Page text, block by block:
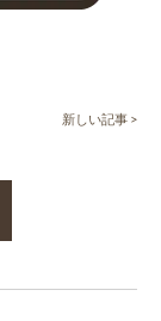
新しい記事 >